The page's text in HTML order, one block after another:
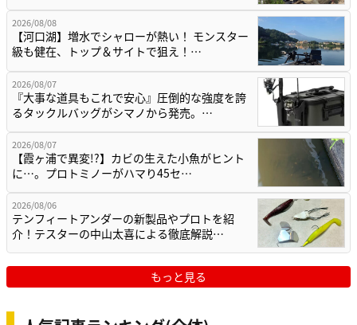
2026/08/08
【河口湖】増水でシャローが熱い！ モンスター
級も健在、トップ＆サイトで狙え！…
2026/08/07
『大事な道具もこれで安心』圧倒的な強度を誇
るタックルバッグがシマノから発売。…
2026/08/07
【霞ヶ浦で異変!?】カビの生えた小魚がヒント
に…。プロトミノーがハマり45セ…
2026/08/06
テンフィートアンダーの新製品やプロトを紹
介！テスターの中山太喜による徹底解説…
もっと見る